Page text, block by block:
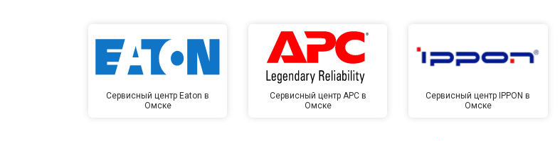
Сервисный центр Eaton в
Омске
Сервисный центр APC в
Омске
Сервисный центр IPPON в
Омске